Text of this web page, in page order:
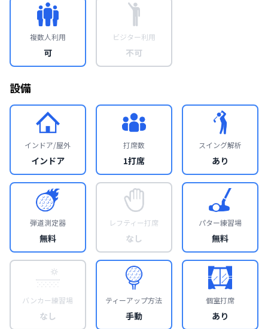
複数人利用
可
ビジター利用
不可
設備
インドア/屋外
インドア
打席数
1打席
スイング解析
あり
弾道測定器
無料
レフティー打席
なし
パター練習場
無料
バンカー練習場
なし
ティーアップ方法
手動
個室打席
あり